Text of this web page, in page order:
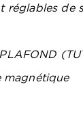
réglables
magnétique